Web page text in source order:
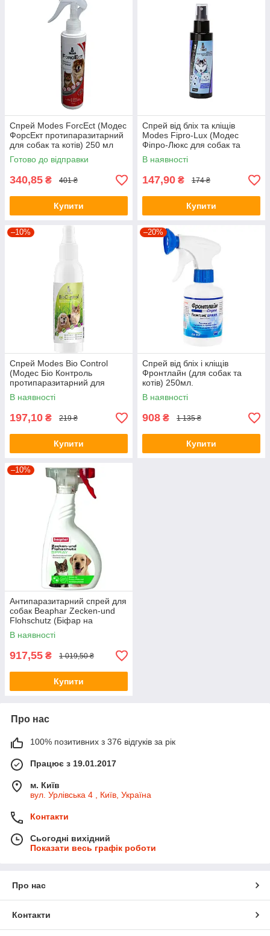
Спрей Modes ForcEct (Модес
ФорсЕкт протипаразитарний
для собак та котів) 250 мл
Готово до відправки
340,85 ₴ 401 ₴
Купити
Спрей від бліх та кліщів
Modes Fipro-Lux (Модес
Фіпро-Люкс для собак та
котів ) 100мл.
В наявності
147,90 ₴ 174 ₴
Купити
–10%
Спрей Modes Bio Control
(Модес Біо Контроль
протипаразитарний для
собак та кішок) 150мл
В наявності
197,10 ₴ 219 ₴
Купити
–20%
Спрей від бліх і кліщів
Фронтлайн (для собак та
котів) 250мл.
В наявності
908 ₴ 1 135 ₴
Купити
–10%
Антипаразитарний спрей для
собак Beaphar Zecken-und
Flohschutz (Біфар на
натур.основі) 400мл.
В наявності
917,55 ₴ 1 019,50 ₴
Купити
Про нас
100% позитивних з 376 відгуків за рік
Працює з 19.01.2017
м. Київ
вул. Урлівська 4 , Київ, Україна
Контакти
Сьогодні вихідний
Показати весь графік роботи
Про нас
Контакти